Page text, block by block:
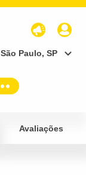
São Paulo, SP
Avaliações